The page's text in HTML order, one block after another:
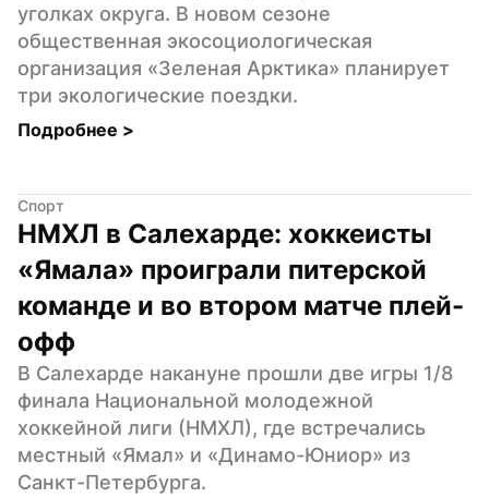
уголках округа. В новом сезоне
общественная экосоциологическая
организация «Зеленая Арктика» планирует
три экологические поездки.
Подробнее >
Спорт
НМХЛ в Салехарде: хоккеисты
«Ямала» проиграли питерской
команде и во втором матче плей-
офф
В Салехарде накануне прошли две игры 1/8
финала Национальной молодежной
хоккейной лиги (НМХЛ), где встречались
местный «Ямал» и «Динамо-Юниор» из
Санкт-Петербурга.